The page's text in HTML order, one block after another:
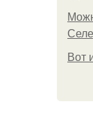
Boт